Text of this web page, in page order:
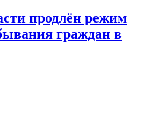
продлён режим
граждан в